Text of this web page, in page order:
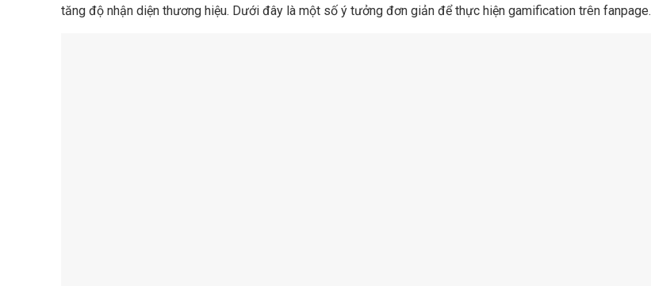
tăng độ nhận diện thương hiệu. Dưới đây là một số ý tưởng đơn giản để thực hiện gamification trên fanpage.